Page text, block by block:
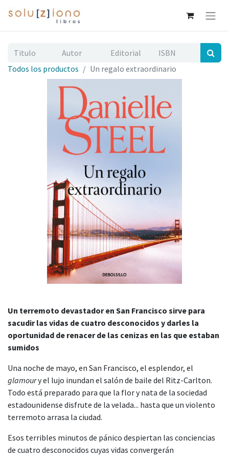
Todos los productos Un regalo extraordinario
Un terremoto devastador en San Francisco sirve para
sacudir las vidas de cuatro desconocidos y darles la
oportunidad de renacer de las cenizas en las que estaban
sumidos
Una noche de mayo, en San Francisco, el esplendor, el
glamoury el lujo inundan el salón de baile del Ritz-Carlton.
Todo está preparado para que la flor y nata de la sociedad
estadounidense disfrute de la velada... hasta que un violento
terremoto arrasa la ciudad.
Esos terribles minutos de pánico despiertan las conciencias
de cuatro desconocidos cuyas vidas convergerán